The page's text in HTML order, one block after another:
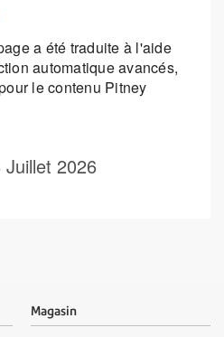
a été traduite à l'aide
automatique avancés,
le contenu Pitney
Juillet 2026
Magasin